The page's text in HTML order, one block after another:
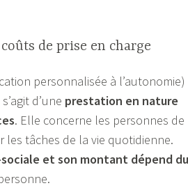
de prise en charge
personnalisée à l’autonomie)
d’une prestation en nature
. Elle concerne les personnes de
tâches de la vie quotidienne.
et son montant dépend du